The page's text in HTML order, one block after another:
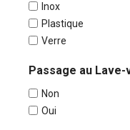
Inox
Plastique
Verre
Passage au
Non
Oui